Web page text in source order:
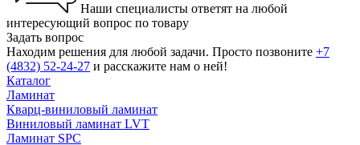
Наши специалисты ответят на любой
интересующий вопрос по товару
Задать вопрос
Находим решения для любой задачи. Просто позвоните +7
(4832) 52-24-27 и расскажите нам о ней!
Каталог
Ламинат
Кварц-виниловый ламинат
Виниловый ламинат LVT
Ламинат SPC